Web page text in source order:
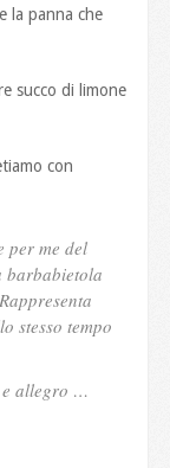
la panna che
succo di limone
con
per me del
barbabietola
stesso tempo
allegro …